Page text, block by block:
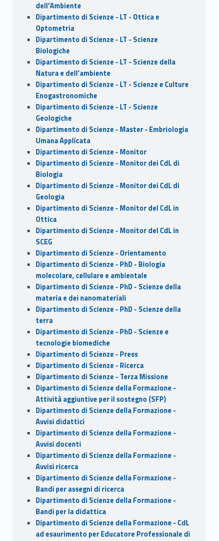
dell'Ambiente
Dipartimento di Scienze - LT - Ottica e
Optometria
Dipartimento di Scienze - LT - Scienze
Biologiche
Dipartimento di Scienze - LT - Scienze della
Natura e dell’ambiente
Dipartimento di Scienze - LT - Scienze e Culture
Enogastronomiche
Dipartimento di Scienze - LT - Scienze
Geologiche
Dipartimento di Scienze - Master - Embriologia
Umana Applicata
Dipartimento di Scienze - Monitor
Dipartimento di Scienze - Monitor dei CdL di
Biologia
Dipartimento di Scienze - Monitor dei CdL di
Geologia
Dipartimento di Scienze - Monitor del CdL in
Ottica
Dipartimento di Scienze - Monitor del CdL in
SCEG
Dipartimento di Scienze - Orientamento
Dipartimento di Scienze - PhD - Biologia
molecolare, cellulare e ambientale
Dipartimento di Scienze - PhD - Scienze della
materia e dei nanomateriali
Dipartimento di Scienze - PhD - Scienze della
terra
Dipartimento di Scienze - PhD - Scienze e
tecnologie biomediche
Dipartimento di Scienze - Press
Dipartimento di Scienze - Ricerca
Dipartimento di Scienze - Terza Missione
Dipartimento di Scienze della Formazione -
Attività aggiuntive per il sostegno (SFP)
Dipartimento di Scienze della Formazione -
Avvisi didattici
Dipartimento di Scienze della Formazione -
Avvisi docenti
Dipartimento di Scienze della Formazione -
Avvisi ricerca
Dipartimento di Scienze della Formazione -
Bandi per assegni di ricerca
Dipartimento di Scienze della Formazione -
Bandi per la didattica
Dipartimento di Scienze della Formazione - CdL
ad esaurimento per Educatore Professionale di